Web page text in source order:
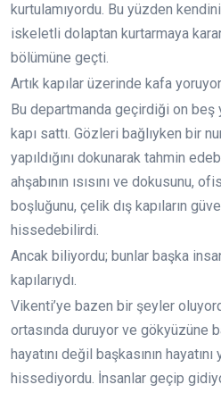
kurtulamıyordu. Bu yüzden
iskeletli dolaptan kurtarmaya
bölümüne geçti.
Artık kapılar üzerinde kafa
Bu departmanda geçirdiği on beş
kapı sattı. Gözleri bağlıyken bir
yapıldığını dokunarak tahmin
ahşabının ısısını ve dokusunu,
boşluğunu, çelik dış kapıların
hissedebilirdi.
Ancak biliyordu; bunlar başka
kapılarıydı.
Vikenti’ye bazen bir şeyler
ortasında duruyor ve gökyüzüne
hayatını değil başkasının
hissediyordu. İnsanlar geçip